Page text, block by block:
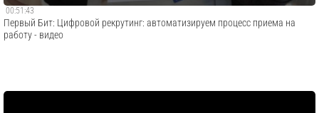
00:51:43
Первый Бит: Цифровой рекрутинг: автоматизируем процесс приема на
работу - видео